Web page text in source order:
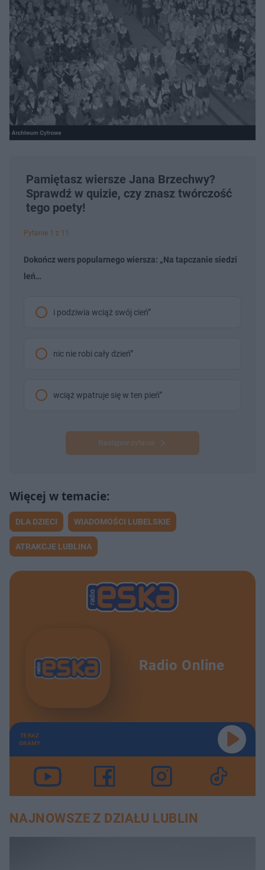
Pamiętasz wiersze Jana Brzechwy?
Sprawdź w quizie, czy znasz twórczość
tego poety!
Pytanie 1 z 11
Dokończ wers popularnego wiersza: „Na tapczanie siedzi
leń…
i podziwia wciąż swój cień”
nic nie robi cały dzień”
wciąż wpatruje się w ten pień”
Następne pytanie
DLA DZIECI WIADOMOŚCI LUBELSKIE
ATRAKCJE LUBLINA
Radio Online
TERAZ
GRAMY
NAJNOWSZE Z DZIAŁU LUBLIN